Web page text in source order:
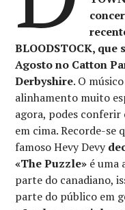
BLOODSTOCK, que
Agosto no Catton
Derbyshire. O
alinhamento muito
agora, podes
em cima. Recorde-se
famoso Hevy Devy
«The Puzzle» é uma
parte do canadiano,
parte do público em